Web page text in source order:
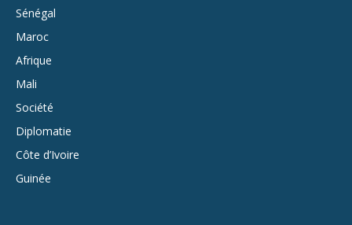
Sénégal
Maroc
Afrique
Mali
Société
Diplomatie
Côte d’Ivoire
Guinée